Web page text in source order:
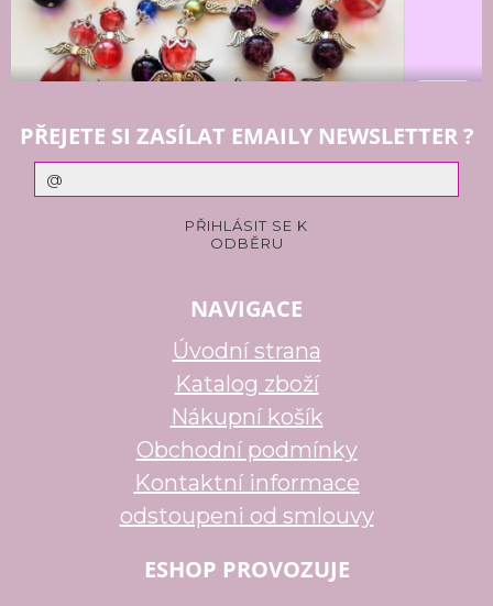
PŘEJETE SI ZASÍLAT EMAILY NEWSLETTER ?
NAVIGACE
Úvodní strana
Katalog zboží
Nákupní košík
Obchodní podmínky
Kontaktní informace
odstoupeni od smlouvy
ESHOP PROVOZUJE